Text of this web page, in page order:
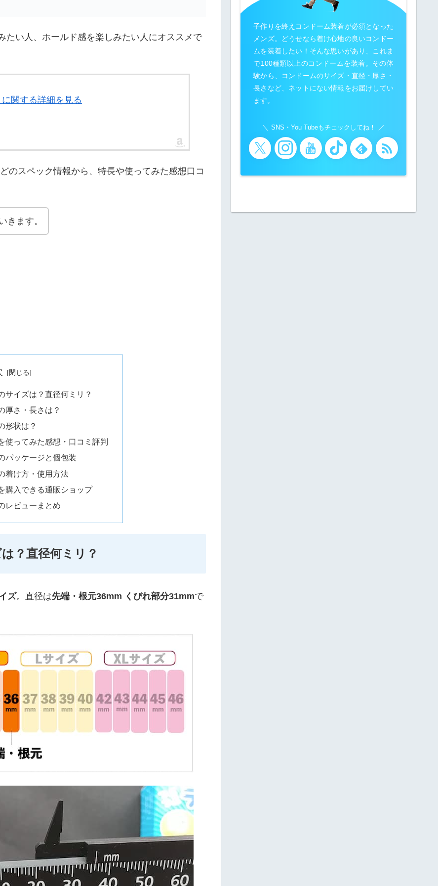
たい人、ホールド感を楽しみたい人にオススメで
関する詳細を見る
のスペック情報から、特長や使ってみた感想口コ
きます。
サイズは？直径何ミリ？
厚さ・長さは？
形状は？
使ってみた感想・口コミ評判
パッケージと個包装
着け方・使用方法
購入できる通販ショップ
レビューまとめ
？直径何ミリ？
ズ。直径は先端・根元36mm くびれ部分31mmで
子作りを終えコンドーム装着が必須となった
メンズ。どうせなら着け心地の良いコンドー
ムを装着したい！そんな思いがあり、これま
で100種類以上のコンドームを装着。その体
験から、コンドームのサイズ・直径・厚さ・
長さなど、ネットにない情報をお届けしてい
ます。
SNS・You Tubeもチェックしてね！